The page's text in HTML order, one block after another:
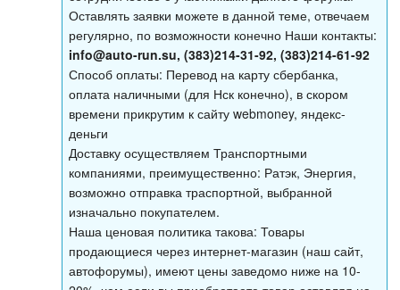
Оставлять заявки можете в данной теме, отвечаем
регулярно, по возможности конечно Наши контакты:
info@auto-run.su, (383)214-31-92, (383)214-61-92
Способ оплаты: Перевод на карту сбербанка,
оплата наличными (для Нск конечно), в скором
времени прикрутим к сайту webmoney, яндекс-
деньги
Доставку осуществляем Транспортными
компаниями, преимущественно: Ратэк, Энергия,
возможно отправка траспортной, выбранной
изначально покупателем.
Наша ценовая политика такова: Товары
продающиеся через интернет-магазин (наш сайт,
автофорумы), имеют цены заведомо ниже на 10-